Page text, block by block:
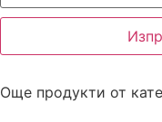
Още продукти от